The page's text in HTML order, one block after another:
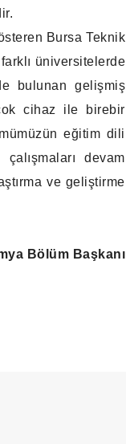
Bursa Teknik
üniversitelerde
bulunan gelişmiş
cihaz ile birebir
eğitim dili
devam
ve geliştirme
Bölüm Başkanı